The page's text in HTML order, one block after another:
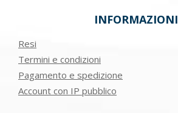
INFORMAZIONI
Resi
Termini e condizioni
Pagamento e spedizione
Account con IP pubblico